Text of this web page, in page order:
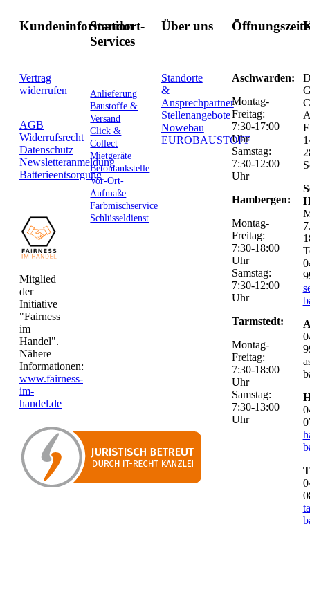
Kundeninformation
Vertrag
widerrufen
AGB
Widerrufsrecht
Datenschutz
Newsletteranmeldung
Batterieentsorgung
Mitglied
der
Initiative
"Fairness
im
Handel".
Nähere
Informationen:
www.fairness-
im-
handel.de
Standort-
Services
Anlieferung
Baustoffe &
Versand
Click &
Collect
Mietgeräte
Betontankstelle
Vor-Ort-
Aufmaße
Farbmischservice
Schlüsseldienst
Über uns
Standorte
&
Ansprechpartner
Stellenangebote
Nowebau
EUROBAUSTOFF
Aschwarden:
Montag-
Freitag:
7:30-17:00
Uhr
Samstag:
7:30-12:00
Uhr
Hambergen:
Montag-
Freitag:
7:30-18:00
Uhr
Samstag:
7:30-12:00
Uhr
Tarmstedt:
Montag-
Freitag:
7:30-18:00
Uhr
Samstag:
7:30-13:00
Uhr